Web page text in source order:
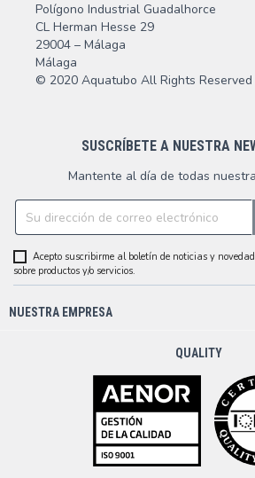
Polígono Industrial Guadalhorce
CL Herman Hesse 29
29004 – Málaga
Málaga
© 2020 Aquatubo All Rights Reserved
SUSCRÍBETE A NUESTRA
Mantente al día de todas
Acepto suscribirme al boletín de noticias y
sobre productos y/o servicios.
NUESTRA EMPRESA
QUALITY